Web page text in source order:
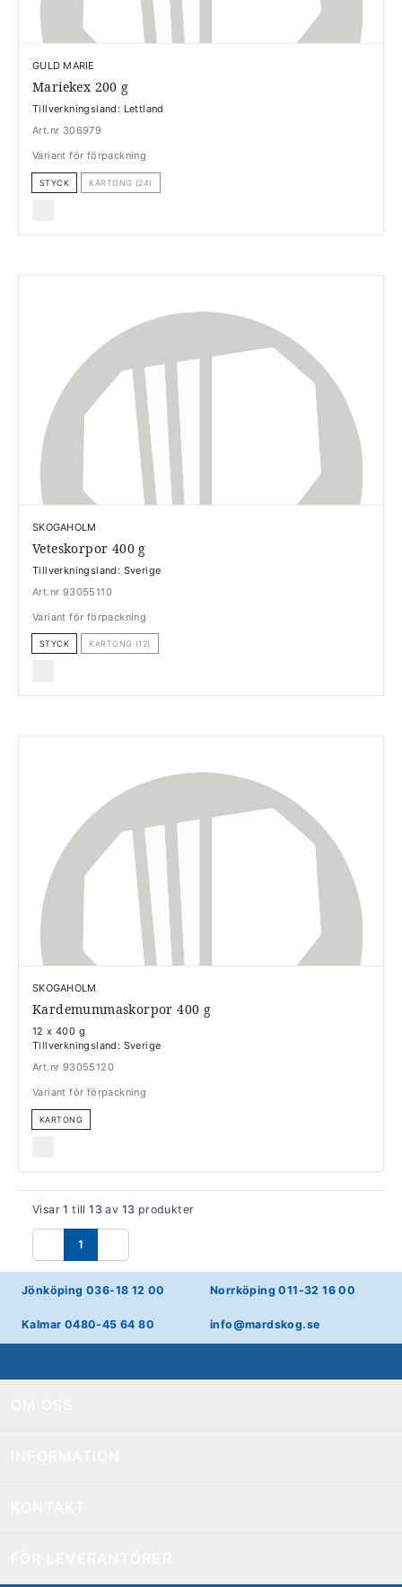
GULD MARIE
Mariekex 200 g
Tillverkningsland: Lettland
Art.nr 306979
Variant för förpackning
STYCK KARTONG (24)
SKOGAHOLM
Veteskorpor 400 g
Tillverkningsland: Sverige
Art.nr 93055110
Variant för förpackning
STYCK KARTONG (12)
SKOGAHOLM
Kardemummaskorpor 400 g
12 x 400 g
Tillverkningsland: Sverige
Art.nr 93055120
Variant för förpackning
KARTONG
Visar1 till13 av 13 produkter
Föregående
1
Nästa
Jönköping 036-18 12 00 Norrköping 011-32 16 00
Kalmar 0480-45 64 80 info@mardskog.se